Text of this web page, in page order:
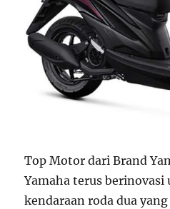
Top Motor dari Brand
Yamaha terus
kendaraan roda dua